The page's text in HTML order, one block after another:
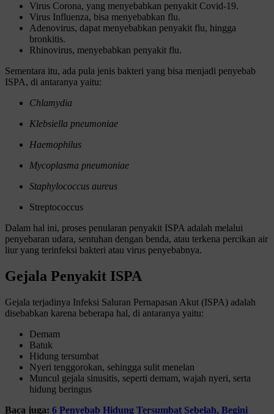
Virus Corona, yang menyebabkan penyakit Covid-19.
Virus Influenza, bisa menyebabkan flu.
Adenovirus, dapat menyebabkan penyakit flu, hingga
bronkitis.
Rhinovirus, menyebabkan penyakit flu.
Sementara itu, ada pula jenis bakteri yang bisa menjadi penyebab
ISPA, di antaranya yaitu:
Chlamydia
Klebsiella pneumoniae
Haemophilus
Mycoplasma pneumoniae
Staphylococcus aureus
Streptococcus
Dalam hal ini, proses penularan penyakit ISPA adalah melalui
penyebaran udara, sentuhan dengan benda, atau terkena percikan air
liur yang terinfeksi bakteri atau virus penyebabnya.
Gejala Penyakit ISPA
Gejala terjadinya Infeksi Saluran Pernapasan Akut (ISPA) adalah
disebabkan karena beberapa hal, di antaranya yaitu:
Demam
Batuk
Hidung tersumbat
Nyeri tenggorokan, sehingga sulit menelan
Muncul gejala sinusitis, seperti demam, wajah nyeri, serta
hidung beringus
Baca juga: 6 Penyebab Hidung Tersumbat Sebelah, Begini